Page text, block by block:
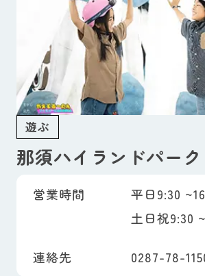
遊ぶ
那須ハイランドパーク
営業時間
平日9:30
土日祝9:30
連絡先 0287-78-